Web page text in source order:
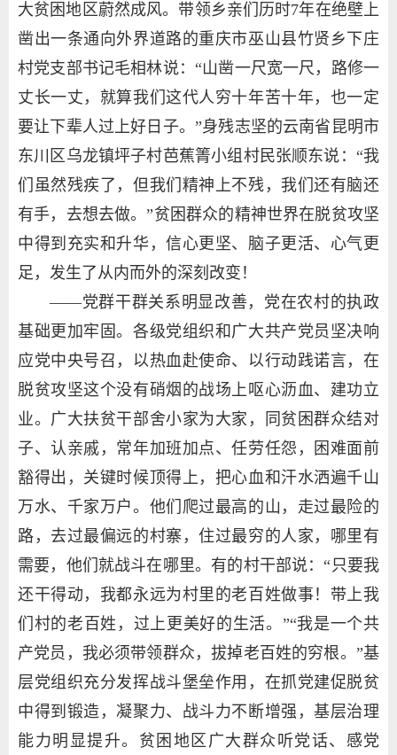
大贫困地区蔚然成风。带领乡亲们历时7年在绝壁上
凿出一条通向外界道路的重庆市巫山县竹贤乡下庄
村党支部书记毛相林说：“山凿一尺宽一尺，路修一
丈长一丈，就算我们这代人穷十年苦十年，也一定
要让下辈人过上好日子。”身残志坚的云南省昆明市
东川区乌龙镇坪子村芭蕉箐小组村民张顺东说：“我
们虽然残疾了，但我们精神上不残，我们还有脑还
有手，去想去做。”贫困群众的精神世界在脱贫攻坚
中得到充实和升华，信心更坚、脑子更活、心气更
足，发生了从内而外的深刻改变！
——党群干群关系明显改善，党在农村的执政
基础更加牢固。各级党组织和广大共产党员坚决响
应党中央号召，以热血赴使命、以行动践诺言，在
脱贫攻坚这个没有硝烟的战场上呕心沥血、建功立
业。广大扶贫干部舍小家为大家，同贫困群众结对
子、认亲戚，常年加班加点、任劳任怨，困难面前
豁得出，关键时候顶得上，把心血和汗水洒遍千山
万水、千家万户。他们爬过最高的山，走过最险的
路，去过最偏远的村寨，住过最穷的人家，哪里有
需要，他们就战斗在哪里。有的村干部说：“只要我
还干得动，我都永远为村里的老百姓做事！带上我
们村的老百姓，过上更美好的生活。”“我是一个共
产党员，我必须带领群众，拔掉老百姓的穷根。”基
层党组织充分发挥战斗堡垒作用，在抓党建促脱贫
中得到锻造，凝聚力、战斗力不断增强，基层治理
能力明显提升。贫困地区广大群众听党话、感党